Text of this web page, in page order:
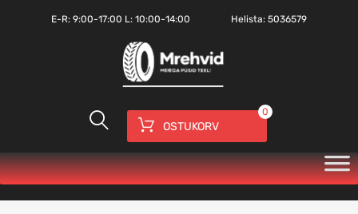
E-R: 9:00-17:00 L: 10:00-14:00 Helista:5036579
OSTUKORV
0